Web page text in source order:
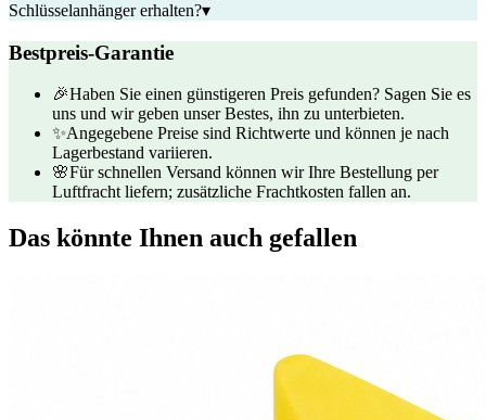
Schlüsselanhänger erhalten?▾
Bestpreis-Garantie
🎉Haben Sie einen günstigeren Preis gefunden? Sagen Sie es
uns und wir geben unser Bestes, ihn zu unterbieten.
✨Angegebene Preise sind Richtwerte und können je nach
Lagerbestand variieren.
🌸Für schnellen Versand können wir Ihre Bestellung per
Luftfracht liefern; zusätzliche Frachtkosten fallen an.
Das könnte Ihnen auch gefallen